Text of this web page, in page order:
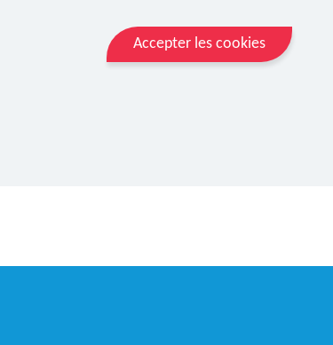
Accepter les cookies